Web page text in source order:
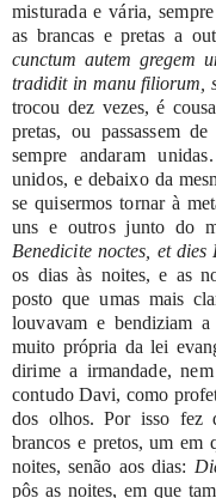
misturada e vária, sempre
as brancas e pretas a
cunctum autem gregem
tradidit in manu filiorum,
trocou dez vezes, é cousa
pretas, ou passassem de
sempre andaram unidas.
unidos, e debaixo da
se quisermos tornar à
uns e outrosjunto do
Benedicite noctes, et dies
os dias às noites, e as
posto que umas mais
louvavam e bendiziam a
muito própria da lei
dirime a irmandade, nem
contudoDavi, como
dos olhos. Por isso fez
brancos e pretos, um em
noites, senão aos dias:
pôs as noites, em que